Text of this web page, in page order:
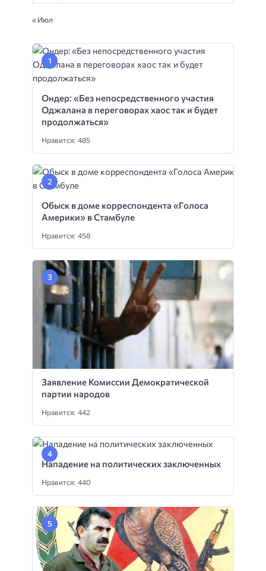
« Июл
Ондер: «Без непосредственного участия
Оджалана в переговорах хаос так и будет
продолжаться»
Нравится: 485
Обыск в доме корреспондента «Голоса
Америки» в Стамбуле
Нравится: 458
Заявление Комиссии Демократической
партии народов
Нравится: 442
Нападение на политических заключенных
Нравится: 440